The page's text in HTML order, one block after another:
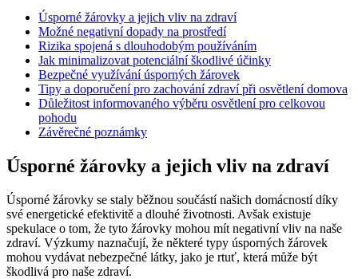
Úsporné žárovky a jejich vliv na zdraví
Možné negativní dopady na prostředí
Rizika spojená s dlouhodobým ‍používáním
Jak minimalizovat potenciální škodlivé účinky
Bezpečné⁤ využívání úsporných žárovek
Tipy a doporučení pro zachování zdraví při osvětlení domova
Důležitost informovaného výběru osvětlení pro⁣ celkovou
pohodu
Závěrečné poznámky
Úsporné žárovky a jejich vliv na zdraví
Úsporné žárovky se staly běžnou součástí našich domácností díky
své energetické efektivitě a dlouhé životnosti. Avšak existuje
spekulace o tom, že tyto ‌žárovky mohou mít negativní vliv na naše
zdraví. Výzkumy naznačují, že některé typy úsporných žárovek⁤
mohou vydávat nebezpečné látky, jako je rtuť, která může být
škodlivá pro naše zdraví.